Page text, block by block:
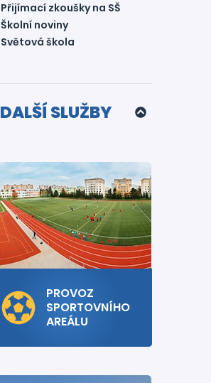
Přijímací zkoušky na SŠ
Školní noviny
Světová škola
DALŠÍ SLUŽBY
PROVOZ
SPORTOVNÍHO
AREÁLU